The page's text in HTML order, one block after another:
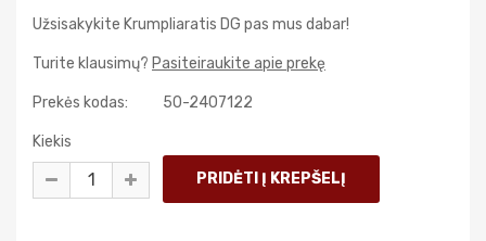
Užsisakykite Krumpliaratis DG pas mus dabar!
Turite klausimų? Pasiteiraukite apie prekę
Prekės kodas: 50-2407122
Kiekis